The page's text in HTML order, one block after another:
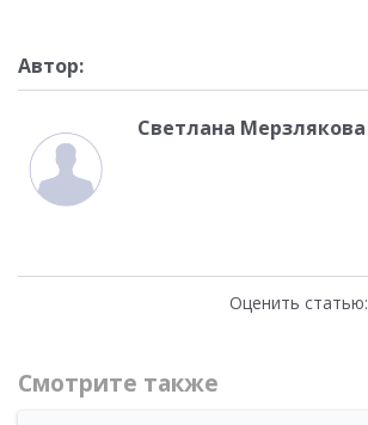
Автор:
Светлана Мерзлякова
Оценить статью:
Смотрите также